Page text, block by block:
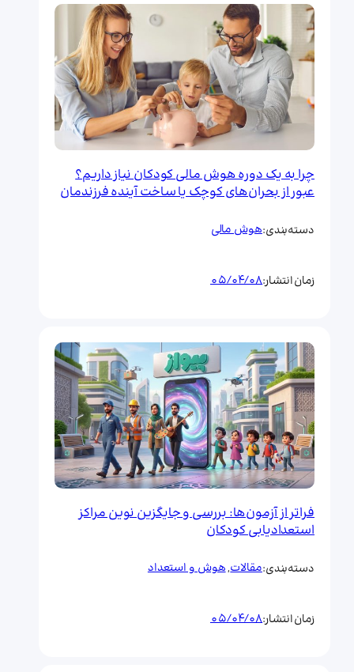
چرا به یک دوره هوش مالی کودکان نیاز داریم؟
عبور از بحران‌های کوچک یا ساخت آینده فرزندمان
دسته‌بندی:هوش مالی
زمان انتشار:05/04/08
فراتر از آزمون‌ها: بررسی و جایگزین نوین مراکز
استعدادیابی کودکان
دسته‌بندی:مقالات, هوش و استعداد
زمان انتشار:05/04/08